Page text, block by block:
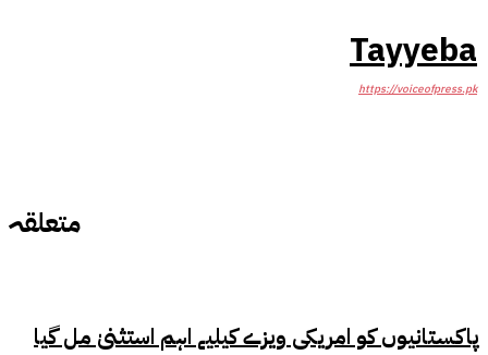
متعلقہ
پاکستانیوں کو امریکی ویزے کیلیے اہم استثنیٰ مل گیا
Tayyeba
https://voiceofpress.pk